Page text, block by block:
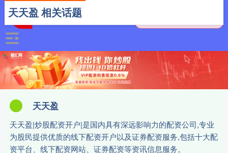
天天盈
天天盈|炒股配资开户|是国内具有深远影响力的配资公司,专业
为股民提供优质的线下配资开户以及证券配资服务,包括十大配
资平台、线下配资网站、证券配资等资讯信息服务。
天天盈 相关话题